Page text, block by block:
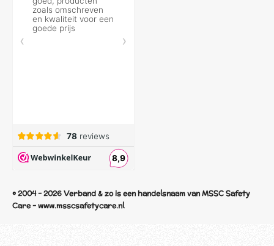
© 2004 - 2026 Verband & zo is een handelsnaam van MSSC Safety
Care - www.msscsafetycare.nl